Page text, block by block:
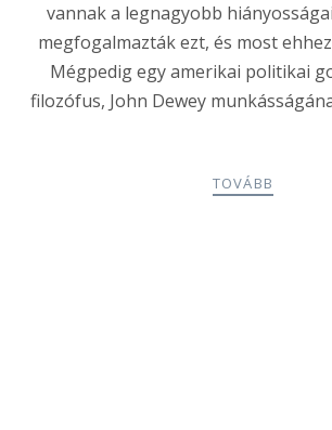
vannak a legnagyobb
megfogalmazták ezt, és most
Mégpedig egy amerikai politikai
filozófus, John Dewey
TOVÁBB